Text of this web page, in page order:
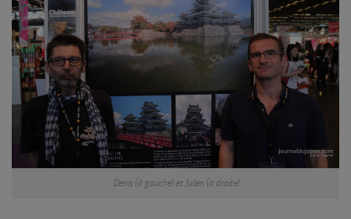
Denis (à gauche) et Julien (à droite)